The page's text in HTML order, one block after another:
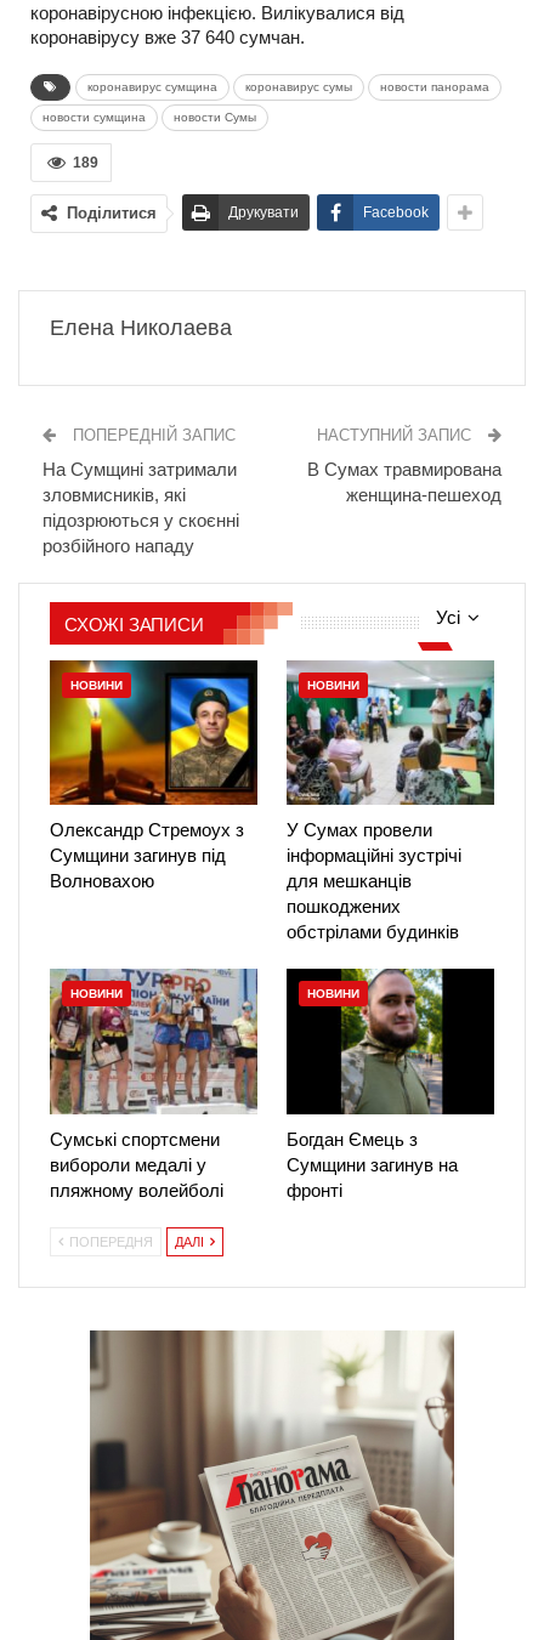
коронавірусною інфекцією. Вилікувалися від
коронавірусу вже 37 640 сумчан.
коронавирус сумщина коронавирус сумы новости панорама
новости сумщина новости Сумы
189
Поділитися Друкувати Facebook
Елена Николаева
ПОПЕРЕДНІЙ ЗАПИС
На Сумщині затримали
зловмисників, які
підозрюються у скоєнні
розбійного нападу
НАСТУПНИЙ ЗАПИС
В Сумах травмирована
женщина-пешеход
Усі
СХОЖІ ЗАПИСИ
НОВИНИ
Олександр Стремоух з
Сумщини загинув під
Волновахою
НОВИНИ
У Сумах провели
інформаційні зустрічі
для мешканців
пошкоджених
обстрілами будинків
НОВИНИ
Сумські спортсмени
вибороли медалі у
пляжному волейболі
НОВИНИ
Богдан Ємець з
Сумщини загинув на
фронті
ПОПЕРЕДНЯ ДАЛІ